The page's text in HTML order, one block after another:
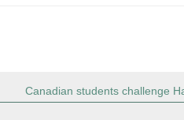
Canadian students challenge